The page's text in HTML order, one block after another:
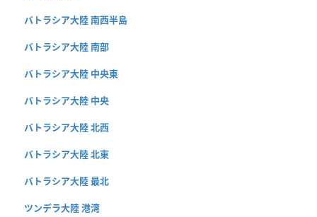
バトラシア大陸 南西半島
バトラシア大陸 南部
バトラシア大陸 中央東
バトラシア大陸 中央
バトラシア大陸 北西
バトラシア大陸 北東
バトラシア大陸 最北
ツンデラ大陸 港湾